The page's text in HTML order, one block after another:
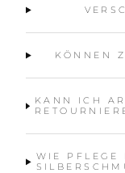
KÖNNEN
KANN ICH
WIE PFLEGE